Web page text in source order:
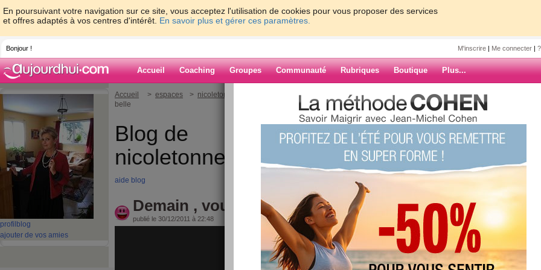
En poursuivant votre navigation sur ce site, vous acceptez l'utilisation de cookies pour vous proposer des services
et offres adaptés à vos centres d'intérêt. En savoir plus et gérer ces paramètres.
Bonjour ! M'inscrire | Me connecter |
Accueil Coaching Groupes Communauté Rubriques Boutique Plus...
profil blog
ajouter de vos amies
Accueil > espaces > nicoletonnellevaspart
> Demain , vous serez la plus
belle
Blog de
nicoletonnellevaspart
aide blog
Demain , vous serez la plus belle
publié le 30/12/2011 à 22:48
ARCHIVES